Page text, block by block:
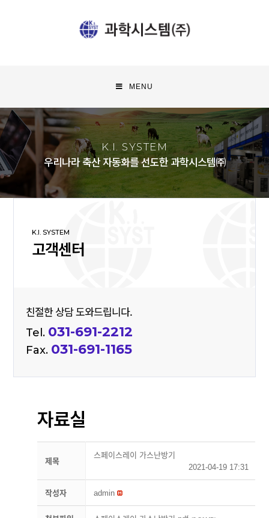
MENU
K.I. SYSTEM
우리나라 축산 자동화를 선도한 과학시스템㈜
K.I. SYSTEM
고객센터
친절한 상담 도와드립니다.
Tel. 031-691-2212
Fax. 031-691-1165
자료실
제목
스페이스레이 가스난방기
2021-04-19 17:31
작성자 admin